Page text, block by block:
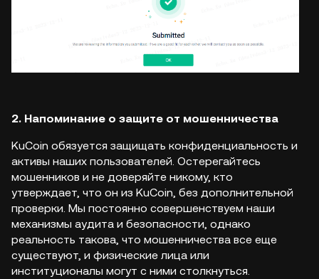
2. Напоминание о защите от мошенничества
KuCoin обязуется защищать конфиденциальность и
активы наших пользователей. Остерегайтесь
мошенников и не доверяйте никому, кто
утверждает, что он из KuCoin, без дополнительной
проверки. Мы постоянно совершенствуем наши
механизмы аудита и безопасности, однако
реальность такова, что мошенничества все еще
существуют, и физические лица или
институционалы могут с ними столкнуться.